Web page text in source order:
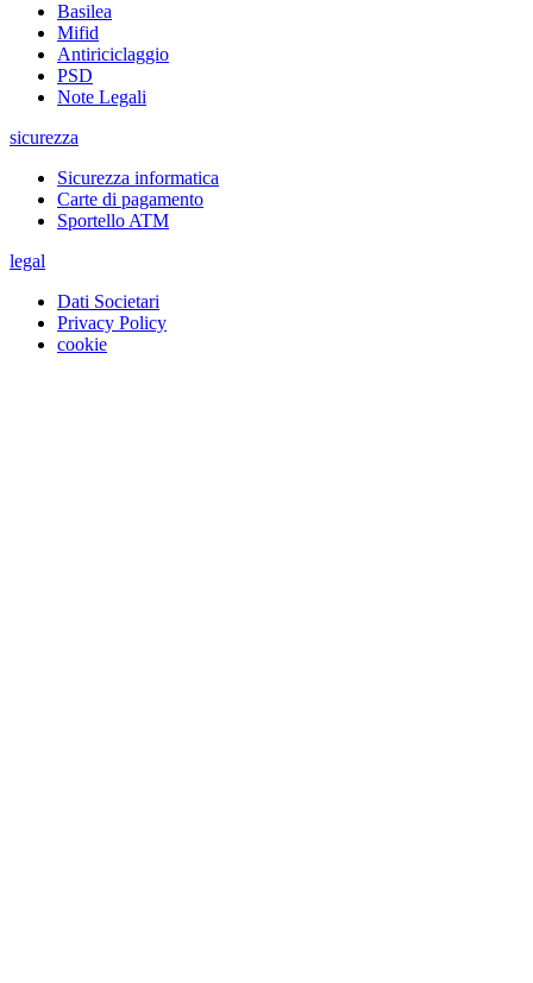
Basilea
Mifid
Antiriciclaggio
PSD
Note Legali
sicurezza
Sicurezza informatica
Carte di pagamento
Sportello ATM
legal
Dati Societari
Privacy Policy
cookie